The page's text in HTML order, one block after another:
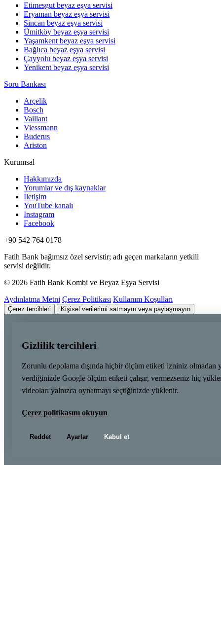
Etimesgut beyaz eşya servisi
Eryaman beyaz eşya servisi
Sincan beyaz eşya servisi
Ümitköy beyaz eşya servisi
Yaşamkent beyaz eşya servisi
Bağlıca beyaz eşya servisi
Çayyolu beyaz eşya servisi
Yenikent beyaz eşya servisi
Soru Bankası
Arçelik
Bosch
Vaillant
Viessmann
Buderus
Ariston
Kurumsal
Hakkımızda
Yorumlar ve dış kaynaklar
İletişim
YouTube kanalı
Instagram
Facebook
+90 542 764 0178
Fatih Bank bağımsız özel servistir; adı geçen markaların yetkili
servisi değildir.
© 2026 Fatih Bank Kombi ve Beyaz Eşya Servisi
Aydınlatma Metni Çerez Politikası Kullanım Koşulları
Çerez tercihleri Kişisel verilerimi satmayın veya paylaşmayın
Gizlilik tercihleri
Zorunlu depolama dışında hiçbir ölçüm etiketi izniniz olmadan
verdiğinizde Google ölçüm etiketi çalışır, vermezseniz hiç
videoları yalnızca oynatmayı seçtiğinizde yüklenir.
Çerez politikasını okuyun
Reddet Ayarlar Kabul et